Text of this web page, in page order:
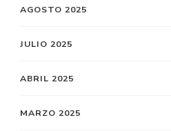
AGOSTO 2025
JULIO 2025
ABRIL 2025
MARZO 2025